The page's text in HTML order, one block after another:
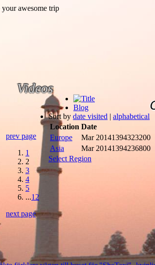
Videos
Blog
Sort by date visited | alphabetical
Location Date
Europe
Mar 20141394323200
Asia
Mar 20141394236800
Select Region
prev page
1
2
3
4
5
...12
next page